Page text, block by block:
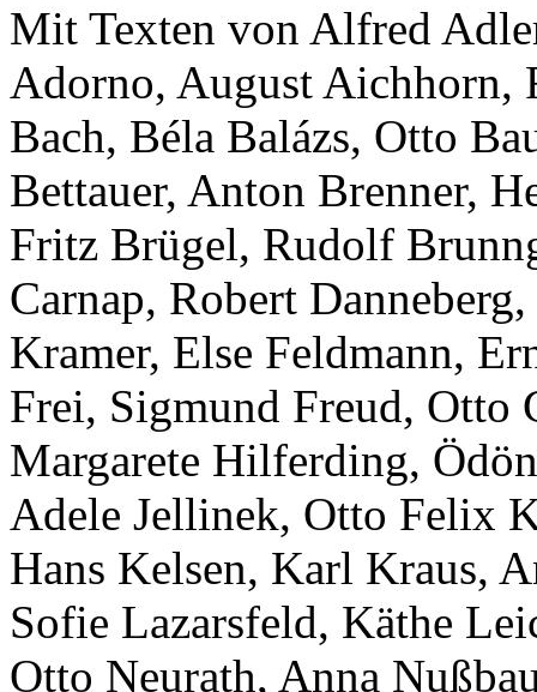
Mit Texten von Alfred
Adorno, August Aichhorn,
Bach, Béla Balázs, Otto
Bettauer, Anton Brenner,
Fritz Brügel, Rudolf
Carnap, Robert
Kramer, Else Feldmann,
Frei, Sigmund Freud, Otto
Margarete Hilferding,
Adele Jellinek, Otto Felix
Hans Kelsen, Karl Kraus,
Sofie Lazarsfeld, Käthe
Otto Neurath, Anna